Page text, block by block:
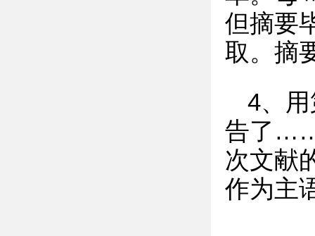
但摘要
取。摘
4、
告了……
次文献
作为主